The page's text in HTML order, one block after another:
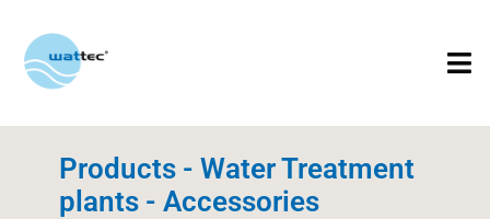
Products - Water Treatment
plants - Accessories